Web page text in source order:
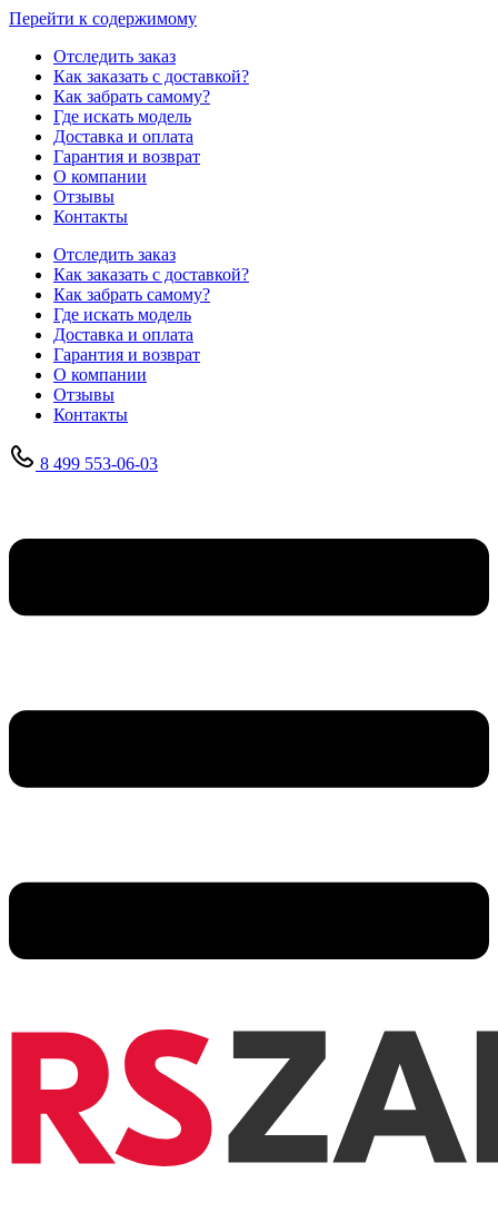
Перейти к содержимому
Отследить заказ
Как заказать с доставкой?
Как забрать самому?
Где искать модель
Доставка и оплата
Гарантия и возврат
О компании
Отзывы
Контакты
Отследить заказ
Как заказать с доставкой?
Как забрать самому?
Где искать модель
Доставка и оплата
Гарантия и возврат
О компании
Отзывы
Контакты
8 499 553-06-03